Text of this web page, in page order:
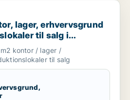
erhvervsgrund eller
lager, erhvervsgrund
til salg i
kontor / lager /
til salg